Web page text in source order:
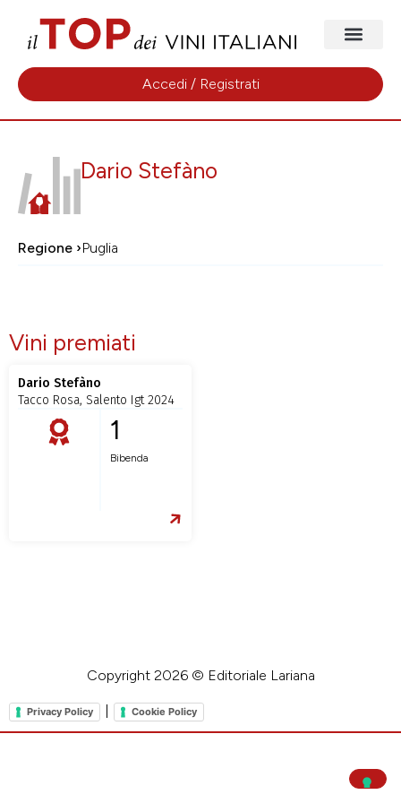
Accedi / Registrati
Dario Stefàno
Regione ›Puglia
Vini premiati
Dario Stefàno
Tacco Rosa, Salento Igt 2024
1
Bibenda
Copyright 2026 © Editoriale Lariana
Privacy Policy Cookie Policy